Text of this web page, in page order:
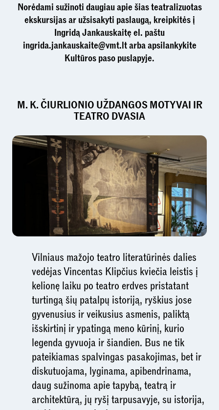
Norėdami sužinoti daugiau apie šias teatralizuotas
ekskursijas ar užsisakyti paslaugą, kreipkitės į
Ingridą Jankauskaitę el. paštu
ingrida.jankauskaite@vmt.lt arba apsilankykite
Kultūros paso puslapyje.
M. K. ČIURLIONIO UŽDANGOS MOTYVAI IR
TEATRO DVASIA
Vilniaus mažojo teatro literatūrinės dalies
vedėjas Vincentas Klipčius kviečia leistis į
kelionę laiku po teatro erdves pristatant
turtingą šių patalpų istoriją, ryškius jose
gyvenusius ir veikusius asmenis, paliktą
išskirtinį ir ypatingą meno kūrinį, kurio
legenda gyvuoja ir šiandien. Bus ne tik
pateikiamas spalvingas pasakojimas, bet ir
diskutuojama, lyginama, apibendrinama,
daug sužinoma apie tapybą, teatrą ir
architektūrą, jų ryšį tarpusavyje, su istorija,